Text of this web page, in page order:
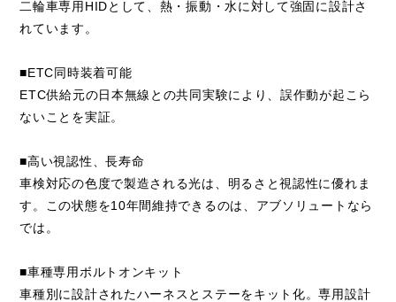
二輪車専用HIDとして、熱・振動・水に対して強固に設計さ
れています。
■ETC同時装着可能
ETC供給元の日本無線との共同実験により、誤作動が起こら
ないことを実証。
■高い視認性、長寿命
車検対応の色度で製造される光は、明るさと視認性に優れま
す。この状態を10年間維持できるのは、アブソリュートなら
では。
■車種専用ボルトオンキット
車種別に設計されたハーネスとステーをキット化。専用設計